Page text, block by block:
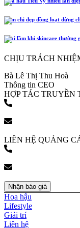
Năm chị đẹp đồng loạt dừng
4 sai lầm khi skincare thường
CHỊU TRÁCH
Bà Lê Thị Thu Hoà
Thông tin CEO
HỢP TÁC TRUYỀN
LIÊN HỆ QUẢNG
Nhận báo giá
Hoa hậu
Lifestyle
Giải trí
Liên hệ